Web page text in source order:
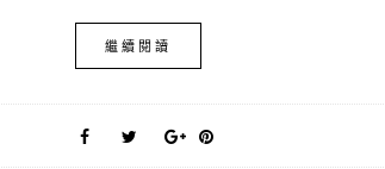
繼續閱讀